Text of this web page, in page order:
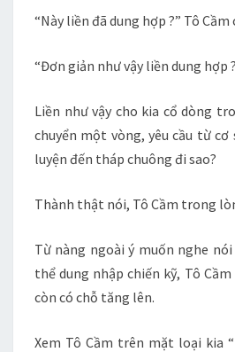
“Này liền đã dung hợp ?” Tô
“Đơn giản như vậy liền dung hợp
Liền như vậy cho kia cổ dòng
chuyển một vòng, yêu cầu từ
luyện đến tháp chuông đi sao?
Thành thật nói, Tô Cầm trong
Từ nàng ngoài ý muốn nghe
thể dung nhập chiến kỹ, Tô
còn có chỗ tăng lên.
Xem Tô Cầm trên mặt loại kia